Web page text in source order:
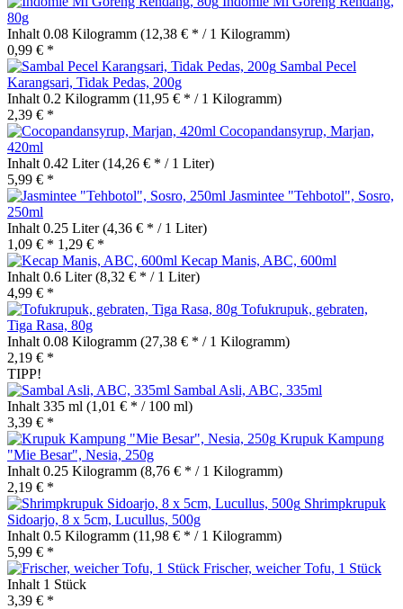
80g
Inhalt 0.08 Kilogramm (12,38 € * / 1 Kilogramm)
0,99 € *
Sambal Pecel
Karangsari, Tidak Pedas, 200g
Inhalt 0.2 Kilogramm (11,95 € * / 1 Kilogramm)
2,39 € *
Cocopandansyrup, Marjan,
420ml
Inhalt 0.42 Liter(14,26 € * / 1 Liter)
5,99 € *
Jasmintee "Tehbotol", Sosro,
250ml
Inhalt 0.25 Liter(4,36 € * / 1 Liter)
1,09 € * 1,29 € *
Kecap Manis, ABC, 600ml
Inhalt 0.6 Liter(8,32 € * / 1 Liter)
4,99 € *
Tofukrupuk, gebraten,
Tiga Rasa, 80g
Inhalt 0.08 Kilogramm (27,38 € * / 1 Kilogramm)
2,19 € *
TIPP!
Sambal Asli, ABC, 335ml
Inhalt 335 ml (1,01 € * / 100 ml)
3,39 € *
Krupuk Kampung
"Mie Besar", Nesia, 250g
Inhalt 0.25 Kilogramm (8,76 € * / 1 Kilogramm)
2,19 € *
Shrimpkrupuk
Sidoarjo, 8 x 5cm, Lucullus, 500g
Inhalt 0.5 Kilogramm (11,98 € * / 1 Kilogramm)
5,99 € *
Frischer, weicher Tofu, 1 Stück
Inhalt 1 Stück
3,39 € *